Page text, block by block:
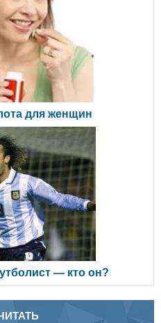
для женщин
— кто он?